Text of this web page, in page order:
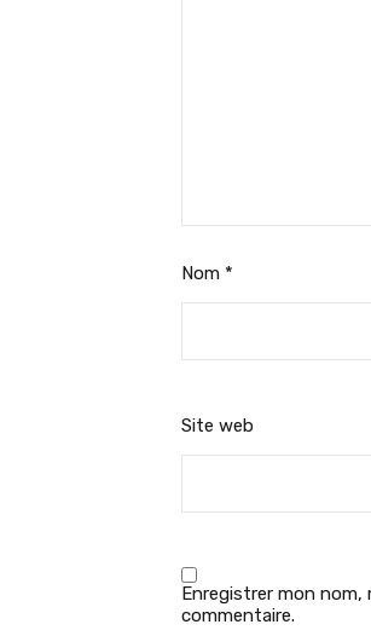
Nom *
Site web
Enregistrer mon
commentaire.